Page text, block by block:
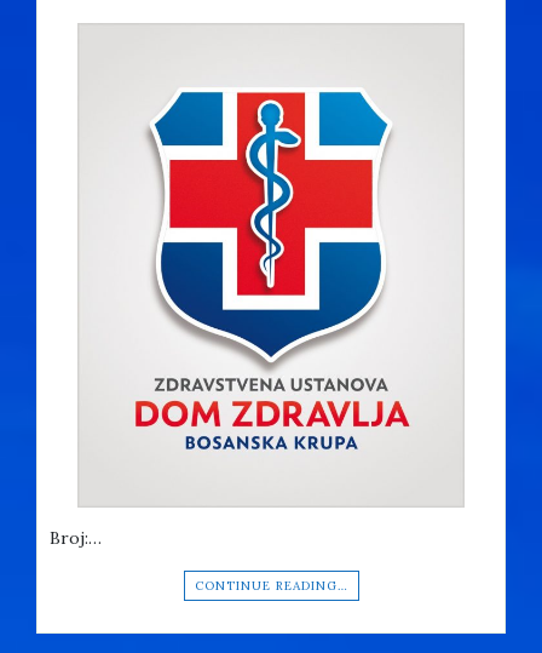
Broj:…
CONTINUE READING…